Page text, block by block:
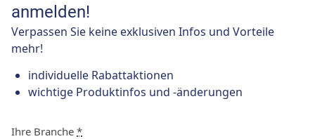
anmelden!
Verpassen Sie keine exklusiven Infos und Vorteile
mehr!
individuelle Rabattaktionen
wichtige Produktinfos und -änderungen
Ihre Branche *